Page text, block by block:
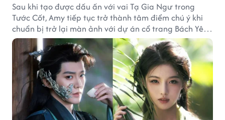
Sau khi tạo được dấu ấn với vai Tạ Gia Ngư trong
Tước Cốt, Amy tiếp tục trở thành tâm điểm chú ý khi
chuẩn bị trở lại màn ảnh với dự án cổ trang Bách Yêu
Phổ.